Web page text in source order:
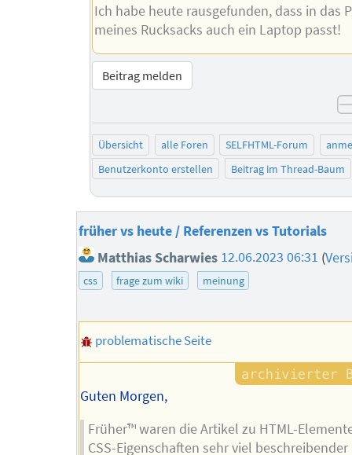
Ich habe heute rausgefunden, dass in das
meines Rucksacks auch ein Laptop passt!
Beitrag melden
Übersicht alle Foren SELFHTML-Forum
Benutzerkonto erstellen
Beitrag im Thread-Baum
früher vs heute / Referenzen vs Tutorials
Matthias Scharwies 12.06.2023 06:31 (
css frage zum wiki meinung
problematische Seite
Guten Morgen,
Früher™️ waren die Artikel zu HTML-
CSS-Eigenschaften sehr viel beschreibender